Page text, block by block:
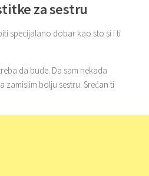
za sestru
specijalano dobar kao sto si i ti
da bude. Da sam nekada
zamislim bolju sestru. Srećan ti